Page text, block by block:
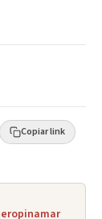
Copiar link